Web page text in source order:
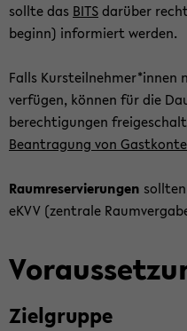
soll­te das BITSdar­über
be­ginn) in­for­miert wer­den.
Falls Kurs­teil­neh­mer*innen
ver­fü­gen, kön­nen für die
be­rech­ti­gun­gen
Be­an­tra­gung von
Raum­re­ser­vie­run­gen
eKVV (zen­tra­le
Ziel­grup­pe